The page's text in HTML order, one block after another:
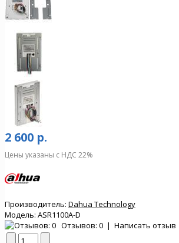
2 600 р.
Цены указаны с НДС 22%
Производитель: Dahua Technology
Модель: ASR1100A-D
Отзывов: 0 | Написать отзыв